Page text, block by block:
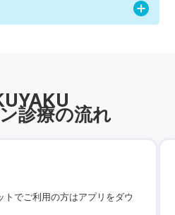
診療の流れ
トでご利用の方はアプリをダウ